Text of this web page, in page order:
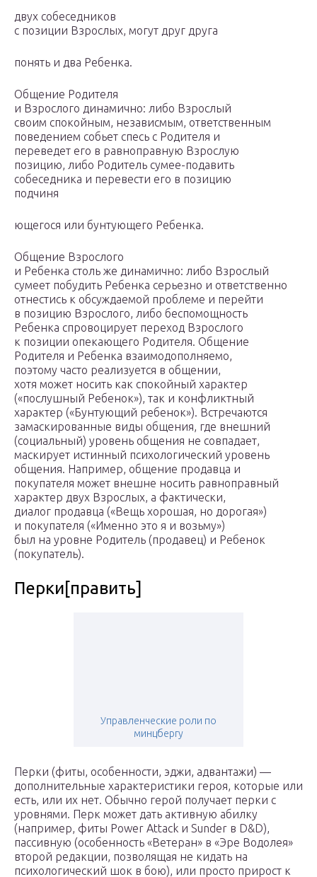
двух собеседников
с позиции Взрослых, могут друг друга
понять и два Ребенка.
Общение Родителя
и Взрослого динамично: либо Взрослый
своим спокойным, независмым, ответственным
поведением собьет спесь с Родителя и
переведет его в равноправную Взрослую
позицию, либо Родитель сумее-подавить
собеседника и перевести его в позицию
подчиня
ющегося или бунтующего Ребенка.
Общение Взрослого
и Ребенка столь же динамично: либо Взрослый
сумеет побудить Ребенка серьезно и ответственно
отнестись к обсуждаемой проблеме и перейти
в позицию Взрослого, либо беспомощность
Ребенка спровоцирует переход Взрослого
к позиции опекающего Родителя. Общение
Родителя и Ребенка взаимодополняемо,
поэтому часто реализуется в общении,
хотя может носить как спокойный характер
(«послушный Ребенок»), так и конфликтный
характер («Бунтующий ребенок»). Встречаются
замаскированные виды общения, где внешний
(социальный) уровень общения не совпадает,
маскирует истинный психологический уровень
общения. Например, общение продавца и
покупателя может внешне носить равноправный
характер двух Взрослых, а фактически,
диалог продавца («Вещь хорошая, но дорогая»)
и покупателя («Именно это я и возьму»)
был на уровне Родитель (продавец) и Ребенок
(покупатель).
Перки[править]
Управленческие роли по
минцбергу
Перки (фиты, особенности, эджи, адвантажи) —
дополнительные характеристики героя, которые или
есть, или их нет. Обычно герой получает перки с
уровнями. Перк может дать активную абилку
(например, фиты Power Attack и Sunder в D&D),
пассивную (особенность «Ветеран» в «Эре Водолея»
второй редакции, позволящая не кидать на
психологический шок в бою), или просто прирост к